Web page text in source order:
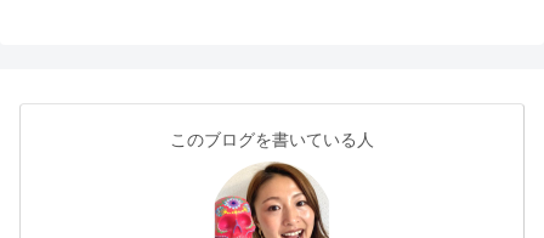
このブログを書いている人